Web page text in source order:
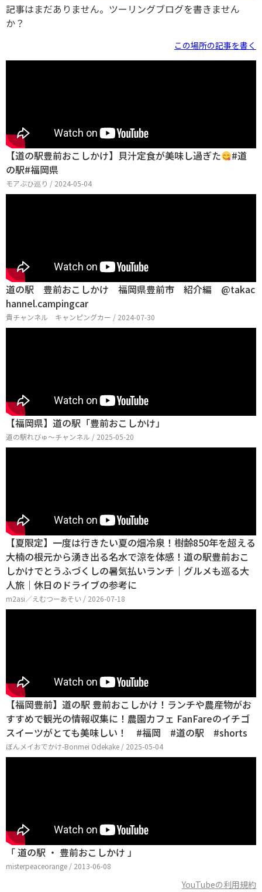
記事はまだありません。ツーリングブログを書きません
か？
この場所の記事を書く
【道の駅豊前おこしかけ】貝汁定食が美味し過ぎた
#道
の駅#福岡県
モアぶひ巡り / 2024-05-04
道の駅 豊前おこしかけ 福岡県豊前市 紹介編 @takac
hannel.campingcar
貴チャンネル キャンピングカー / 2024-07-30
【福岡県】道の駅「豊前おこしかけ」
道の駅れびゅ〜チャンネル / 2025-05-20
【夏限定】一度は行きたい夏の畑冷泉！樹齢850年を超える
大楠の根元から湧き出る名水で涼を体感！道の駅豊前おこ
しかけでとうふづくしの暑気払いランチ｜グルメも巡る大
人旅｜休日のドライブの参考に
m2asi／えむつーあそい / 2026-07-18
【福岡豊前】道の駅 豊前おこしかけ！ランチや農産物がお
すすめで観光の情報収集に！農園カフェ FanFareのイチゴ
スイーツがとても美味しい！ #福岡 #道の駅 #shorts
ぼんメイおでかけ-Bonmei Odekake / 2025-05-04
「 道の駅 ・ 豊前おこしかけ 」
misterpeaceorange / 2013-06-08
YouTubeの利用規約